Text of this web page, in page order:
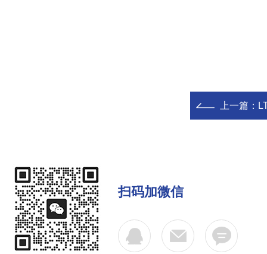
上一篇：
扫码加微信